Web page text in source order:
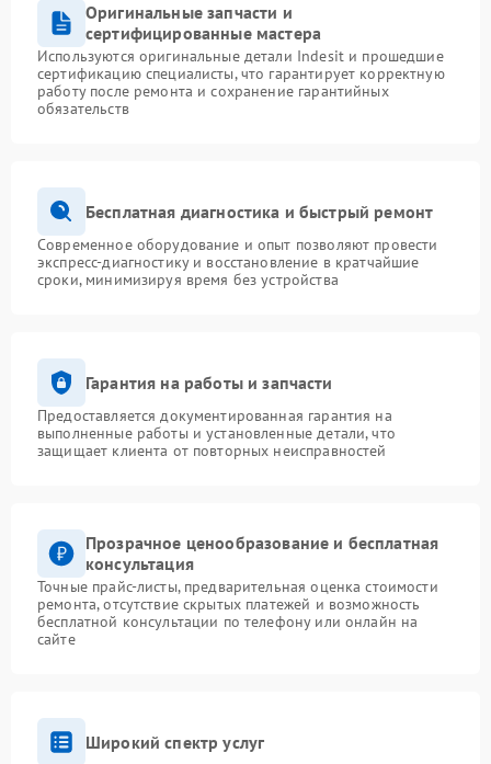
Оригинальные запчасти и
сертифицированные мастера
Используются оригинальные детали Indesit и прошедшие
сертификацию специалисты, что гарантирует корректную
работу после ремонта и сохранение гарантийных
обязательств
Бесплатная диагностика и быстрый ремонт
Современное оборудование и опыт позволяют провести
экспресс-диагностику и восстановление в кратчайшие
сроки, минимизируя время без устройства
Гарантия на работы и запчасти
Предоставляется документированная гарантия на
выполненные работы и установленные детали, что
защищает клиента от повторных неисправностей
Прозрачное ценообразование и бесплатная
консультация
Точные прайс-листы, предварительная оценка стоимости
ремонта, отсутствие скрытых платежей и возможность
бесплатной консультации по телефону или онлайн на
сайте
Широкий спектр услуг